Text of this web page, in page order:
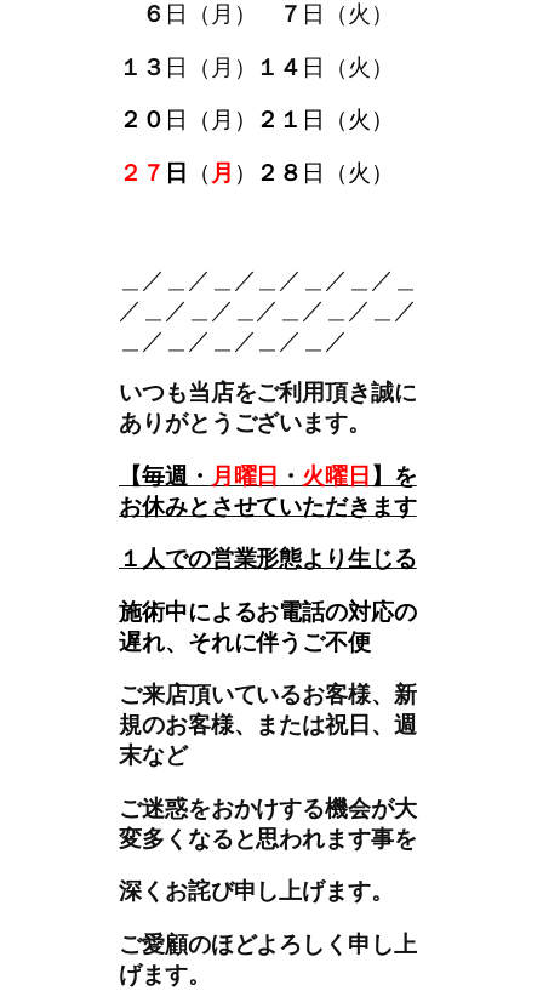
６ 日（月） ７ 日（火）
１３ 日（月） １４ 日（火）
２０ 日（月） ２１ 日（火）
２７ 日 （月 ） ２８ 日（火）
＿／＿／＿／＿／＿／＿／＿
／＿／＿／＿／＿／＿／＿／
＿／＿／＿／＿／＿／
いつも当店をご利用頂き誠に
ありがとうございます。
【毎週・ 月曜日 ・ 火曜日】を
お休みとさせていただきます
１人での営業形態より生じる
施術中によるお電話の対応の
遅れ、それに伴うご不便
ご来店頂いているお客様、新
規のお客様、または祝日、週
末など
ご迷惑をおかけする機会が大
変多くなると思われます事を
深くお詫び申し上げます。
ご愛顧のほどよろしく申し上
げます。